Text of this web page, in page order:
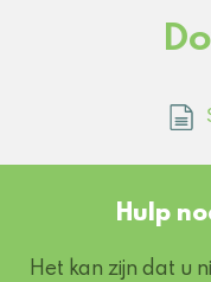
Hulp
Het kan zijn dat u